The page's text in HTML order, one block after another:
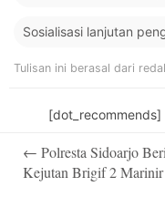
Sosialisasi lanjutan
Tulisan ini berasal dari
[dot_recommends]
navigation
← Polresta Sidoarjo Beri
Kejutan Brigif 2 Marinir